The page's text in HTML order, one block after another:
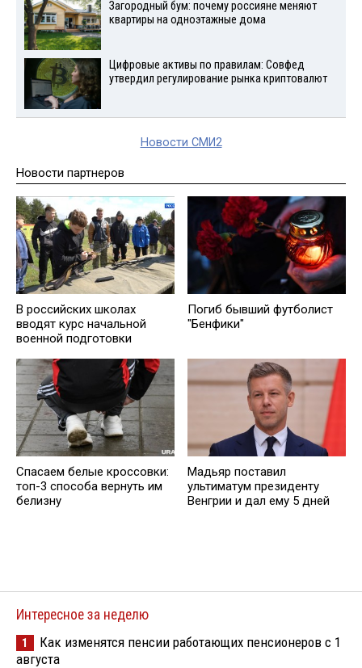
Загородный бум: почему россияне меняют
квартиры на одноэтажные дома
Цифровые активы по правилам: Совфед
утвердил регулирование рынка криптовалют
Новости СМИ2
Новости партнеров
В российских школах
вводят курс начальной
военной подготовки
Погиб бывший футболист
"Бенфики"
Спасаем белые кроссовки:
топ-3 способа вернуть им
белизну
Мадьяр поставил
ультиматум президенту
Венгрии и дал ему 5 дней
Интересное за неделю
1
Как изменятся пенсии работающих пенсионеров с 1
августа